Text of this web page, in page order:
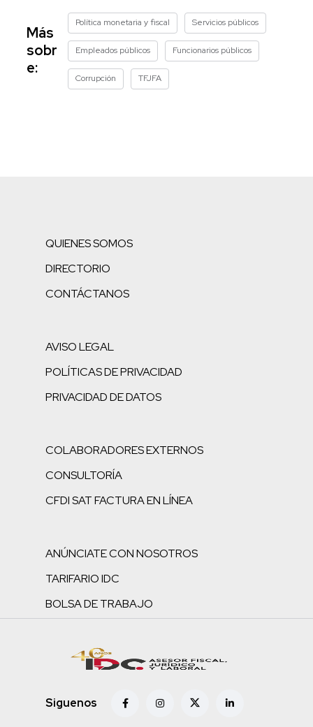
Más
sobr
e:
Política monetaria y fiscal Servicios públicos
Empleados públicos Funcionarios públicos
Corrupción TFJFA
QUIENES SOMOS
DIRECTORIO
CONTÁCTANOS
AVISO LEGAL
POLÍTICAS DE PRIVACIDAD
PRIVACIDAD DE DATOS
COLABORADORES EXTERNOS
CONSULTORÍA
CFDI SAT FACTURA EN LÍNEA
ANÚNCIATE CON NOSOTROS
TARIFARIO IDC
BOLSA DE TRABAJO
Siguenos